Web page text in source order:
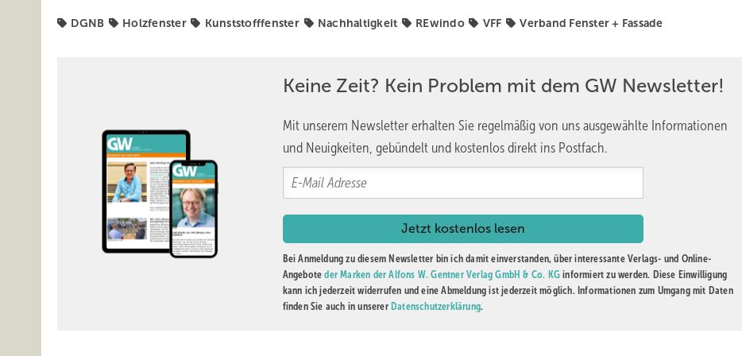
In einer intensiven Diskussionsrunde analysierten Branchenexperten nach dem Impuls von Martin Langen die aktuelle Marktsituation
unterschiedlichen Voraussetzungen – während einige bereits am Limit operieren, sehen andere durchaus Chancen für Wachstum.
Eine zentrale Frage der Diskussion: Sehen wir bereits den Tiefpunkt der Krise oder wird es noch dramatischer werden?
Problematisch sei vor allem, dass die Finanzierungskosten für Neubauvorhaben mittlerweile so hoch sind, dass viele Projekte
schlicht nicht mehr rentabel zu realisieren sind.
Angesichts der dramatischen Situation forderten die Diskussionsteilnehmer ein echtes Konjunkturprogramm für die Baubranche. Der
Bausektor mache immerhin zehn Prozent der gesamten Wirtschaftsleistung aus und sei durch die Zuwanderung und den damit
verbundenen Wohnraumbedarf von strategischer Bedeutung für Deutschland. Dabei plädierten die Experten dafür, lieber weniger
Fördermittel anzubieten, diese aber verlässlich und dauerhaft zur Verfügung zu stellen.
Eine weitere Diskussionsrunde mit Experten aus Private Equity, Projektentwicklung und Risikomanagement beleuchtete den
DGNB Holzfenster Kunststofffenster Nachhaltigkeit REwindo VFF Verband Fenster + Fassade
Keine Zeit? Kein Problem mit dem GW Newsletter!
Mit unserem Newsletter erhalten Sie regelmäßig von uns ausgewählte Informationen
und Neuigkeiten, gebündelt und kostenlos direkt ins Postfach.
Bei Anmeldung zu diesem Newsletter bin ich damit einverstanden, über interessante Verlags- und Online-
Angeboteder Marken der Alfons W. Gentner Verlag GmbH & Co. KG informiert zu werden. Diese Einwilligung
kann ich jederzeit widerrufen und eine Abmeldung ist jederzeit möglich. Informationen zum Umgang mit Daten
finden Sie auch in unserer Datenschutzerklärung.